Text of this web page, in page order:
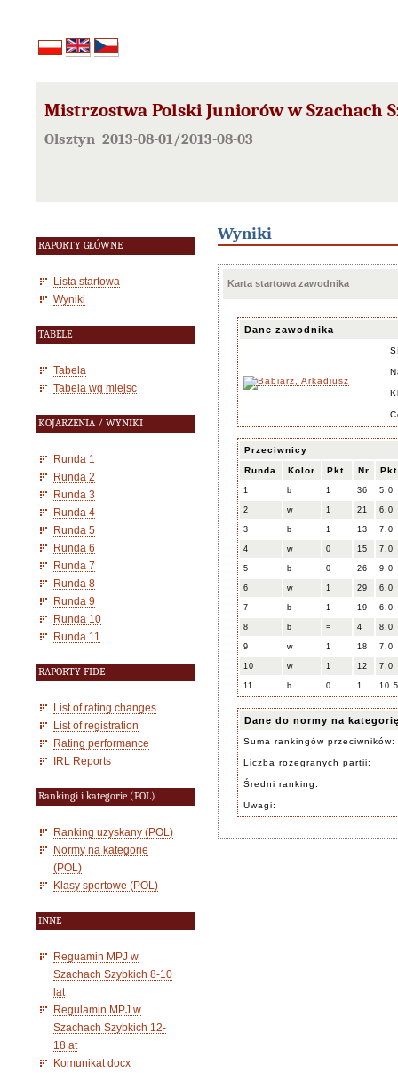
Mistrzostwa Polski Juniorów w Szachach
Olsztyn 2013-08-01/2013-08-03
RAPORTY GŁÓWNE
Lista startowa
Wyniki
TABELE
Tabela
Tabela wg miejsc
KOJARZENIA / WYNIKI
Runda 1
Runda 2
Runda 3
Runda 4
Runda 5
Runda 6
Runda 7
Runda 8
Runda 9
Runda 10
Runda 11
RAPORTY FIDE
List of rating changes
List of registration
Rating performance
IRL Reports
Rankingi i kategorie (POL)
Ranking uzyskany (POL)
Normy na kategorie
(POL)
Klasy sportowe (POL)
INNE
Reguamin MPJ w
Szachach Szybkich 8-10
lat
Regulamin MPJ w
Szachach Szybkich 12-
18 at
Komunikat docx
Wyniki
Karta startowa zawodnika
Dane zawodnika
Przeciwnicy
Runda Kolor Pkt. Nr
1 b 1 36 5.0
2 w 1 21 6.0
3 b 1 13 7.0
4 w 0 15 7.0
5 b 0 26 9.0
6 w 1 29 6.0
7 b 1 19 6.0
8 b = 4 8.0
9 w 1 18 7.0
10 w 1 12 7.0
11 b 0 1 10.5
Dane do normy na
Suma rankingów przeciwników:
Liczba rozegranych partii:
Średni ranking:
Uwagi: